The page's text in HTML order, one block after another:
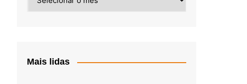
Mais lidas